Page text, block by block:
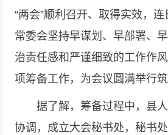
“两会”顺利召开、取得实效，
常委会坚持早谋划、早部署、
治责任感和严谨细致的工作作
项筹备工作，为会议圆满举行筑
据了解，筹备过程中，县人
协调，成立大会秘书处，秘书